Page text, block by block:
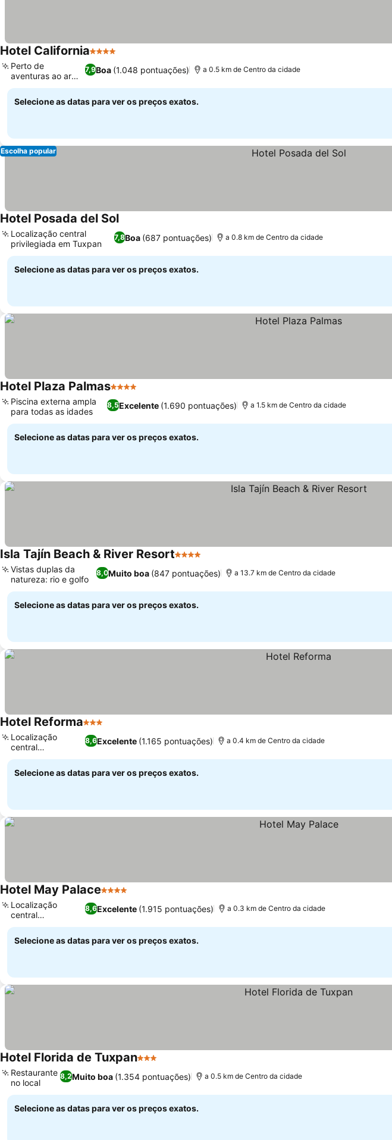
Hotel California4 Estrelas
7,9Boa (1.048 pontuações)
Perto de
aventuras ao ar
livre
a 0.5 km de Centro da cidade
Selecione as datas para ver os preços exatos.
Escolha popular
Hotel Posada del SolVer preços
7,8Boa (687 pontuações)
Localização central
privilegiada em Tuxpan
a 0.8 km de Centro da cidade
Selecione as datas para ver os preços exatos.
Hotel Plaza Palmas4 Estrelas
8,5Excelente (1.690 pontuações)
Piscina externa ampla
para todas as idades
a 1.5 km de Centro da cidade
Selecione as datas para ver os preços exatos.
Isla Tajín Beach & River Resort4 Estrelas
8,0Muito boa (847 pontuações)
Vistas duplas da
natureza: rio e golfo
a 13.7 km de Centro da cidade
Selecione as datas para ver os preços exatos.
Hotel Reforma3 Estrelas
8,6Excelente (1.165 pontuações)
Localização
central
privilegiada
a 0.4 km de Centro da cidade
Selecione as datas para ver os preços exatos.
Hotel May Palace4 Estrelas
8,6Excelente (1.915 pontuações)
Localização
central
privilegiada
a 0.3 km de Centro da cidade
Selecione as datas para ver os preços exatos.
Hotel Florida de Tuxpan3 Estrelas
8,2Muito boa (1.354 pontuações)
Restaurante
no local
a 0.5 km de Centro da cidade
Selecione as datas para ver os preços exatos.